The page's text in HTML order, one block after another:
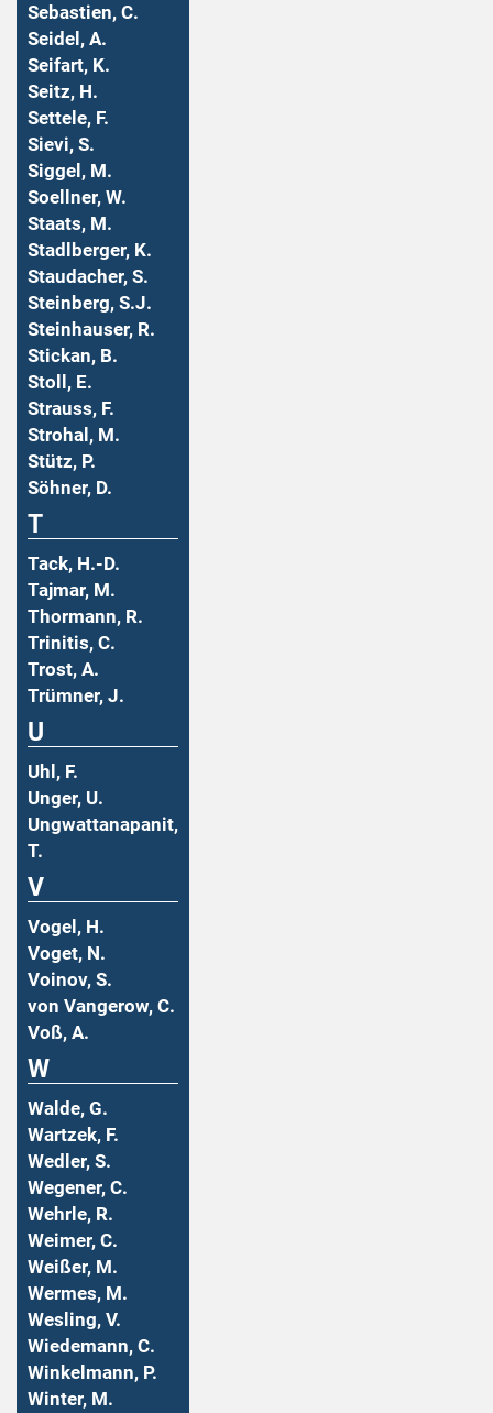
Sebastien, C.
Seidel, A.
Seifart, K.
Seitz, H.
Settele, F.
Sievi, S.
Siggel, M.
Soellner, W.
Staats, M.
Stadlberger, K.
Staudacher, S.
Steinberg, S.J.
Steinhauser, R.
Stickan, B.
Stoll, E.
Strauss, F.
Strohal, M.
Stütz, P.
Söhner, D.
T
Tack, H.-D.
Tajmar, M.
Thormann, R.
Trinitis, C.
Trost, A.
Trümner, J.
U
Uhl, F.
Unger, U.
Ungwattanapanit,
T.
V
Vogel, H.
Voget, N.
Voinov, S.
von Vangerow, C.
Voß, A.
W
Walde, G.
Wartzek, F.
Wedler, S.
Wegener, C.
Wehrle, R.
Weimer, C.
Weißer, M.
Wermes, M.
Wesling, V.
Wiedemann, C.
Winkelmann, P.
Winter, M.